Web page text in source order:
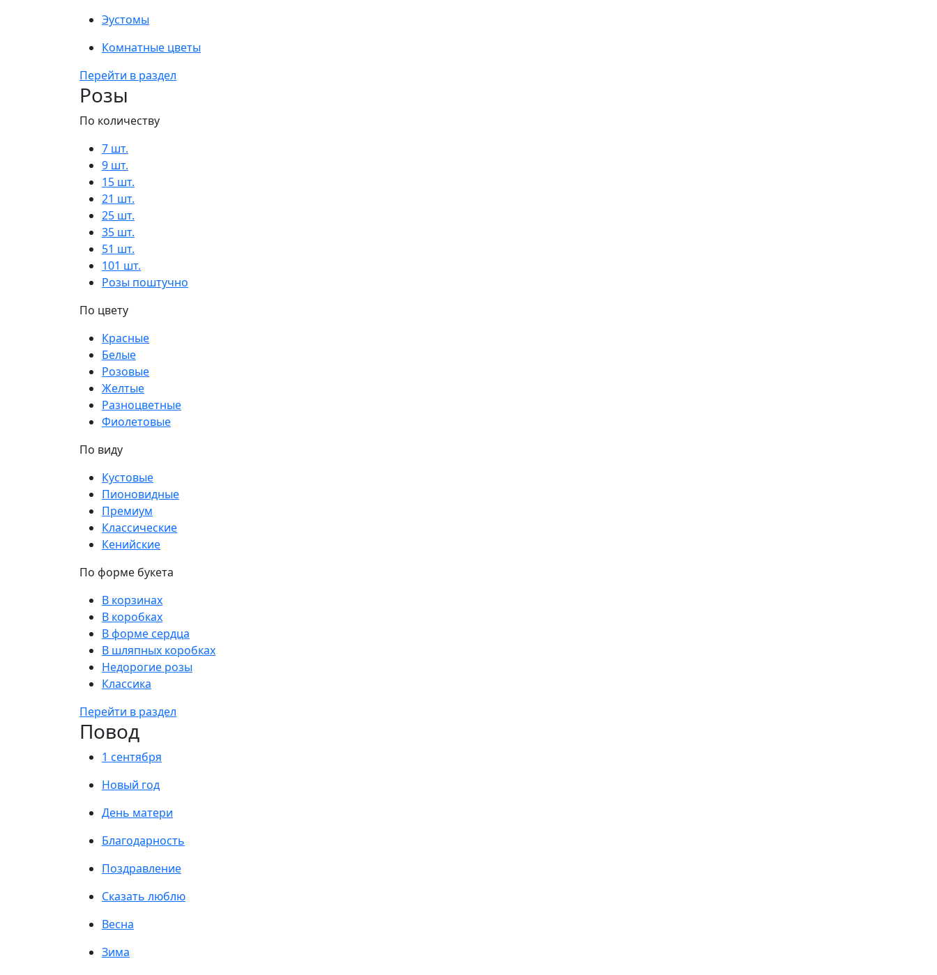
Эустомы
Комнатные цветы
Перейти в раздел
Розы
По количеству
7 шт.
9 шт.
15 шт.
21 шт.
25 шт.
35 шт.
51 шт.
101 шт.
Розы поштучно
По цвету
Красные
Белые
Розовые
Желтые
Разноцветные
Фиолетовые
По виду
Кустовые
Пионовидные
Премиум
Классические
Кенийские
По форме букета
В корзинах
В коробках
В форме сердца
В шляпных коробках
Недорогие розы
Классика
Перейти в раздел
Повод
1 сентября
Новый год
День матери
Благодарность
Поздравление
Сказать люблю
Весна
Зима